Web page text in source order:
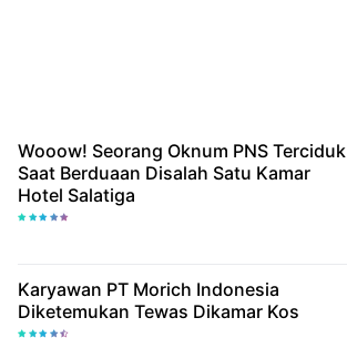
Wooow! Seorang Oknum PNS Terciduk
Saat Berduaan Disalah Satu Kamar
Hotel Salatiga
Karyawan PT Morich Indonesia
Diketemukan Tewas Dikamar Kos